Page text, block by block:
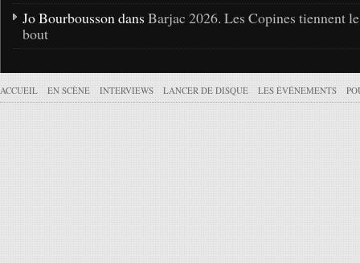
Jo Bourbousson dans Barjac 2026. Les Copines tiennent
bout
ACCUEIL EN SCÈNE INTERVIEWS LANCER DE DISQUE LES ÉVÉNEMENTS